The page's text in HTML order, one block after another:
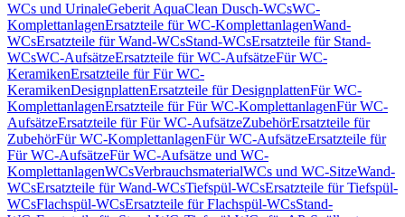
WCs und UrinaleGeberit AquaClean Dusch-WCsWC-
KomplettanlagenErsatzteile für WC-KomplettanlagenWand-
WCsErsatzteile für Wand-WCsStand-WCsErsatzteile für Stand-
WCsWC-AufsätzeErsatzteile für WC-AufsätzeFür WC-
KeramikenErsatzteile für Für WC-
KeramikenDesignplattenErsatzteile für DesignplattenFür WC-
KomplettanlagenErsatzteile für Für WC-KomplettanlagenFür WC-
AufsätzeErsatzteile für Für WC-AufsätzeZubehörErsatzteile für
ZubehörFür WC-KomplettanlagenFür WC-AufsätzeErsatzteile für
Für WC-AufsätzeFür WC-Aufsätze und WC-
KomplettanlagenWCsVerbrauchsmaterialWCs und WC-SitzeWand-
WCsErsatzteile für Wand-WCsTiefspül-WCsErsatzteile für Tiefspül-
WCsFlachspül-WCsErsatzteile für Flachspül-WCsStand-